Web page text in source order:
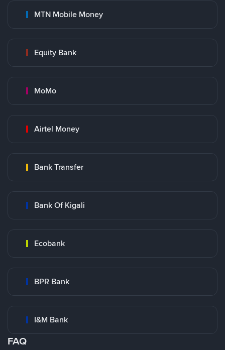
MTN Mobile Money
Equity Bank
MoMo
Airtel Money
Bank Transfer
Bank Of Kigali
Ecobank
BPR Bank
I&M Bank
FAQ